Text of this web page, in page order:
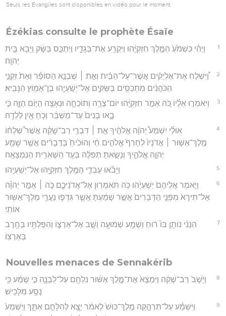
Seuls les Évangiles sont disponibles en vidéo pour le moment.
Ézékias consulte le prophète Ésaïe
1
וַיְהִ֗י כִּשְׁמֹ֙עַ֙ הַמֶּ֣לֶךְ חִזְקִיָּ֔הוּ וַיִּקְרַ֖ע אֶת־בְּגָדָ֑יו וַיִּתְכַּ֣ס בַּשָּׂ֔ק וַיָּבֹ֖א בֵּ֥ית
יְהוָֽה׃
2
וַ֠יִּשְׁלַח אֶת־אֶלְיָקִ֨ים אֲשֶׁר־עַל־הַבַּ֜יִת וְאֵ֣ת ׀ שֶׁבְנָ֣א הַסּוֹפֵ֗ר וְאֵת֙ זִקְנֵ֣י
הַכֹּהֲנִ֔ים מִתְכַּסִּ֖ים בַּשַּׂקִּ֑ים אֶל־יְשַֽׁעְיָ֥הוּ בֶן־אָמ֖וֹץ הַנָּבִֽיא׃
3
וַיֹּאמְר֣וּ אֵלָ֗יו כֹּ֚ה אָמַ֣ר חִזְקִיָּ֔הוּ יוֹם־צָרָ֧ה וְתוֹכֵחָ֛ה וּנְאָצָ֖ה הַיּ֣וֹם הַזֶּ֑ה כִּ֣י
בָ֤אוּ בָנִים֙ עַד־מַשְׁבֵּ֔ר וְכֹ֥חַ אַ֖יִן לְלֵדָֽה׃
4
אוּלַ֡י יִשְׁמַע֩ יְהוָ֨ה אֱלֹהֶ֜יךָ אֵ֣ת ׀ דִּבְרֵ֣י רַב־שָׁקֵ֗ה אֲשֶׁר֩ שְׁלָח֨וֹ
מֶֽלֶךְ־אַשּׁ֤וּר ׀ אֲדֹנָיו֙ לְחָרֵף֙ אֱלֹהִ֣ים חַ֔י וְהוֹכִ֙יחַ֙ בַּדְּבָרִ֔ים אֲשֶׁ֥ר שָׁמַ֖ע
יְהוָ֣ה אֱלֹהֶ֑יךָ וְנָשָׂ֣אתָ תְפִלָּ֔ה בְּעַ֥ד הַשְּׁאֵרִ֖ית הַנִּמְצָאָֽה׃
5 וַיָּבֹ֗אוּ עַבְדֵ֛י הַמֶּ֥לֶךְ חִזְקִיָּ֖הוּ אֶל־יְשַׁעְיָֽהוּ׃
6
וַיֹּ֤אמֶר אֲלֵיהֶם֙ יְשַֽׁעְיָ֔הוּ כֹּ֥ה תֹאמְר֖וּן אֶל־אֲדֹנֵיכֶ֑ם כֹּ֣ה ׀ אָמַ֣ר יְהוָ֗ה
אַל־תִּירָא֙ מִפְּנֵ֤י הַדְּבָרִים֙ אֲשֶׁ֣ר שָׁמַ֔עְתָּ אֲשֶׁ֧ר גִּדְּפ֛וּ נַעֲרֵ֥י מֶלֶךְ־אַשּׁ֖וּר
אוֹתִֽי׃
7
הִנְנִ֨י נוֹתֵ֥ן בּוֹ֙ ר֔וּחַ וְשָׁמַ֥ע שְׁמוּעָ֖ה וְשָׁ֣ב אֶל־אַרְצ֑וֹ וְהִפַּלְתִּ֥יו בַּחֶ֖רֶב
בְּאַרְצֽוֹ׃
Nouvelles menaces de Sennakérib
8
וַיָּ֙שָׁב֙ רַב־שָׁקֵ֔ה וַיִּמְצָא֙ אֶת־מֶ֣לֶךְ אַשּׁ֔וּר נִלְחָ֖ם עַל־לִבְנָ֑ה כִּ֣י שָׁמַ֔ע כִּ֥י
נָסַ֖ע מִלָּכִֽישׁ׃
9
וַיִּשְׁמַ֗ע עַל־תִּרְהָ֤קָה מֶֽלֶךְ־כּוּשׁ֙ לֵאמֹ֔ר יָצָ֖א לְהִלָּחֵ֣ם אִתָּ֑ךְ וַיִּשְׁמַע֙